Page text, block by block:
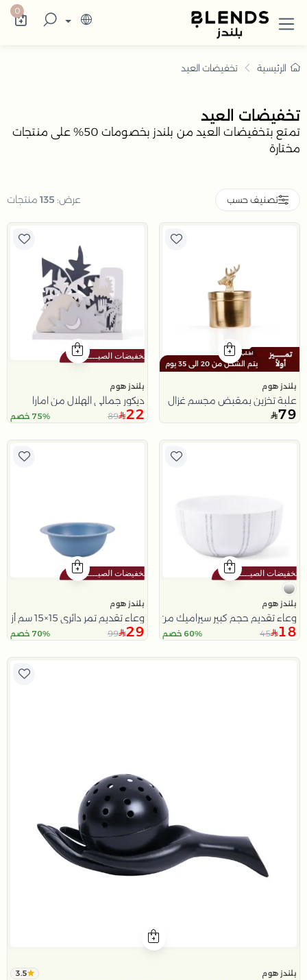
تخفيضات العيد
اكتشف في بلندز السعودية تشكيلة تضم ترامس0
الرئيسية تخفيضات العيد
تخفيضات العيد
تمتع بتخفيضات العيد من بلندز بخصومات 50% على منتجات
مختارة
تصنيف حسب عرض: 135 منتجات
يتم الشحن من 20 الى 35 يوم
بلندز هوم
علبة تخزين بمقبض مجسم غزال
79
بلندز هوم
ديكور جمالي الهلال من امارا
22
89 75% خصم
بلندز هوم
وعاء تقديم حجم كبير سيراميك من أليثيا
18
45 60% خصم
بلندز هوم
وعاء تقديم تمر دائري 15×15 سم أزرق من الحديد بحواف مزخرفة من آريا
29
99 70% خصم
بلندز هوم 3.5